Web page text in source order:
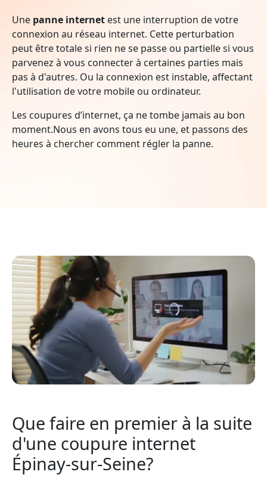
Une panne internet est une interruption de votre
connexion au réseau internet. Cette perturbation
peut être totale si rien ne se passe ou partielle si vous
parvenez à vous connecter à certaines parties mais
pas à d'autres. Ou la connexion est instable, affectant
l'utilisation de votre mobile ou ordinateur.
Les coupures d’internet, ça ne tombe jamais au bon
moment.Nous en avons tous eu une, et passons des
heures à chercher comment régler la panne.
Que faire en premier à la suite
d'une coupure internet
Épinay-sur-Seine?